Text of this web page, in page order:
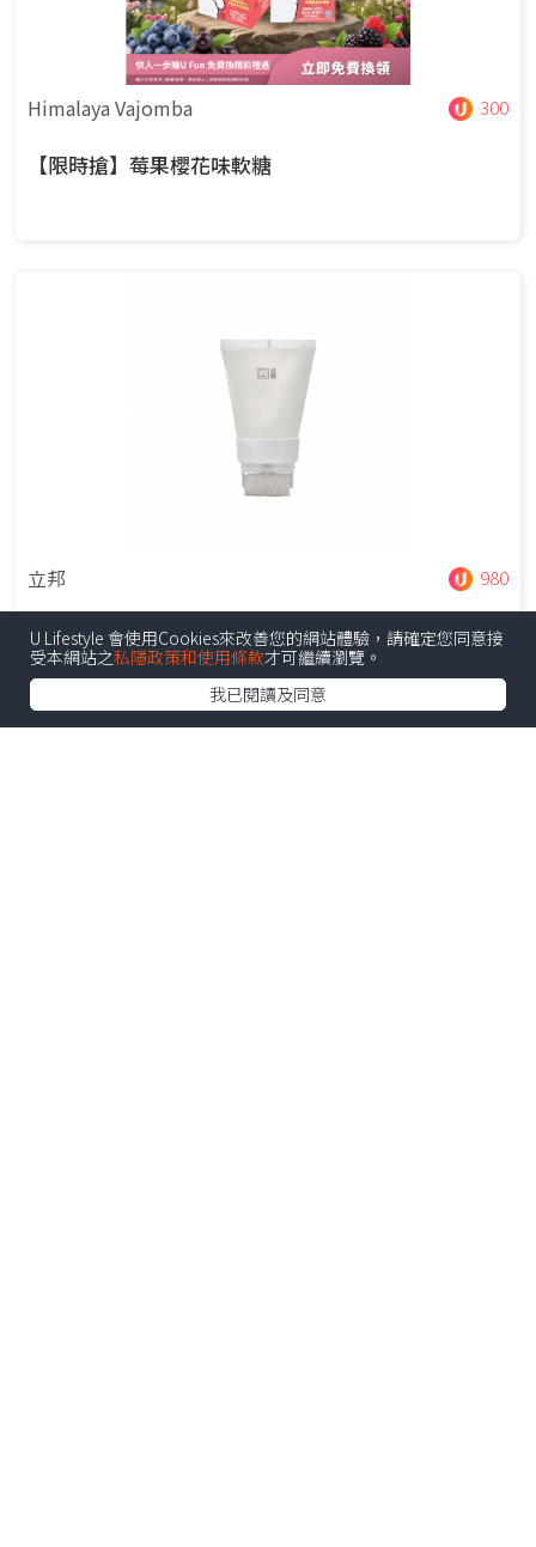
Himalaya Vajomba 300
【限時搶】莓果櫻花味軟糖
立邦 980
小小漆100g (太空漫步NN0037-4)
U Lifestyle 會使用Cookies來改善您的網站體驗，請確定您同意接
受本網站之私隱政策和使用條款才可繼續瀏覽。
我已閱讀及同意